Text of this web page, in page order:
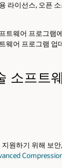
라이선스, 오픈
트웨어 프로그
웨어 프로그램 업
소프트
원하기 위해 보